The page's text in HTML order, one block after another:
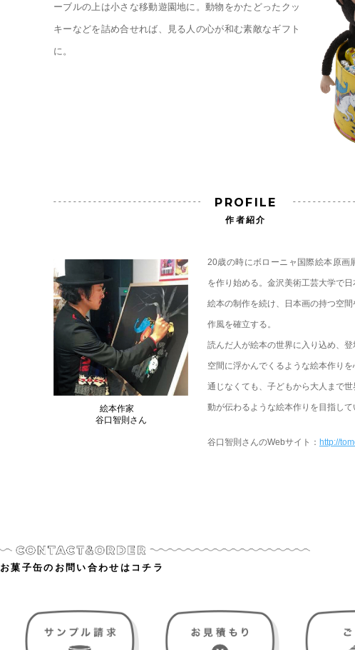
ーブルの上は小さな移動遊園地に。動物をかたどったクッ
キーなどを詰め合せれば、見る人の心が和む素敵なギフト
に。
PROFILE
作者紹介
絵本作家
谷口智則さん
20歳の時にボローニャ国際絵本原画
を作り始める。金沢美術工芸大学で日
絵本の制作を続け、日本画の持つ空
作風を確立する。
読んだ人が絵本の世界に入り込め、
空間に浮かんでくるような絵本作り
通じなくても、子どもから大人まで
動が伝わるような絵本作りを目指して
谷口智則さんのWebサイト： http://
お菓子缶のお問い合わせはコチラ